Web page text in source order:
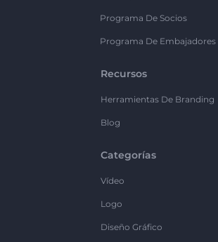
Programa De Socios
Programa De Embajadores
Recursos
Herramientas De Branding
Blog
Categorías
Vídeo
Logo
Diseño Gráfico